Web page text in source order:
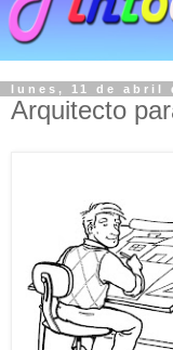
lunes, 11 de abril
Arquitecto